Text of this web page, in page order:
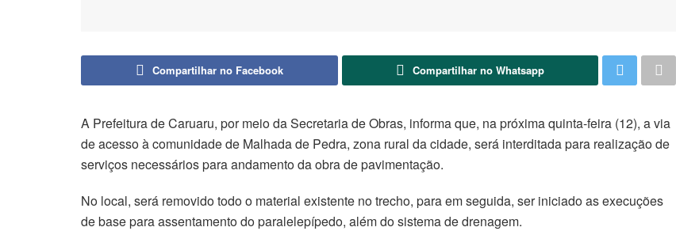
Compartilhar no Facebook Compartilhar no Whatsapp
A Prefeitura de Caruaru, por meio da Secretaria de Obras, informa que, na próxima quinta-feira (12), a via
de acesso à comunidade de Malhada de Pedra, zona rural da cidade, será interditada para realização de
serviços necessários para andamento da obra de pavimentação.
No local, será removido todo o material existente no trecho, para em seguida, ser iniciado as execuções
de base para assentamento do paralelepípedo, além do sistema de drenagem.